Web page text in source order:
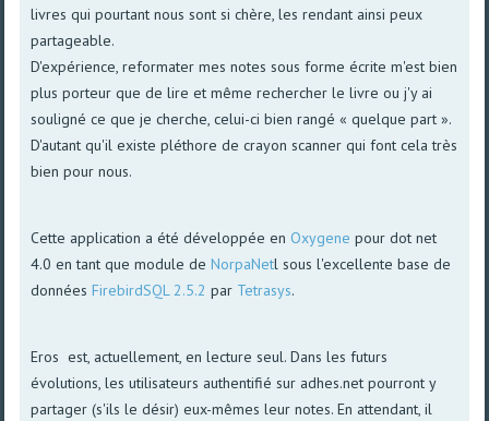
livres qui pourtant nous sont si chère, les rendant ainsi peux
partageable.
D'expérience, reformater mes notes sous forme écrite m'est bien
plus porteur que de lire et même rechercher le livre ou j'y ai
souligné ce que je cherche, celui-ci bien rangé « quelque part ».
D'autant qu'il existe pléthore de crayon scanner qui font cela très
bien pour nous.
Cette application a été développée en Oxygene pour dot net
4.0 en tant que module deNorpaNetl sous l'excellente base de
donnéesFirebirdSQL 2.5.2 par Tetrasys.
Eros est, actuellement, en lecture seul. Dans les futurs
évolutions, les utilisateurs authentifié sur adhes.net pourront y
partager (s'ils le désir) eux-mêmes leur notes. En attendant, il